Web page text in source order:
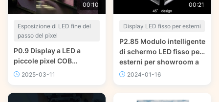
00:10
Esposizione di LED fine del
passo del pixel
P0.9 Display a LED a
piccole pixel COB
600x337.5mm 2000nits
2025-03-11
00:21
Display LED fisso per esterni
P2.85 Modulo intelligente
di schermo LED fisso per
esterni per showroom a
LED 320x320 mm
2024-01-16